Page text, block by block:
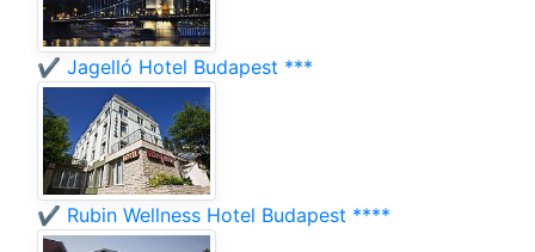
✔️ Jagelló Hotel Budapest ***
✔️ Rubin Wellness Hotel Budapest ****